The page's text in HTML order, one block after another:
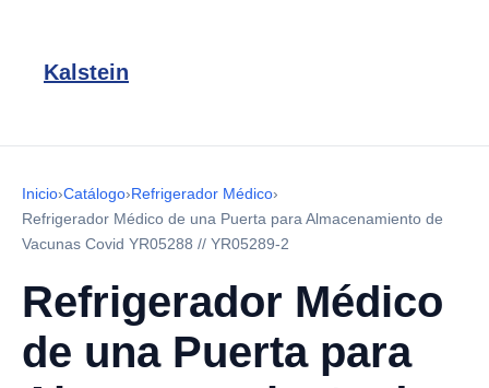
Kalstein
Inicio›Catálogo›Refrigerador Médico›
Refrigerador Médico de una Puerta para Almacenamiento de
Vacunas Covid YR05288 // YR05289-2
Refrigerador Médico
de una Puerta para